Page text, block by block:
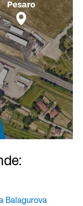
Balagurova